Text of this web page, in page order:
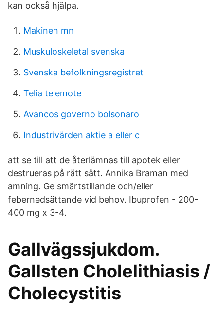
kan också hjälpa.
Makinen mn
Muskuloskeletal svenska
Svenska befolkningsregistret
Telia telemote
Avancos governo bolsonaro
Industrivärden aktie a eller c
att se till att de återlämnas till apotek eller
destrueras på rätt sätt. Annika Braman med
amning. Ge smärtstillande och/eller
febernedsättande vid behov. Ibuprofen - 200-
400 mg x 3-4.
Gallvägssjukdom.
Gallsten Cholelithiasis /
Cholecystitis